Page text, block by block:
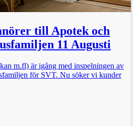
till Apotek och
11 Augusti
m.fl) är igång med inspelningen av
för SVT. Nu söker vi kunder